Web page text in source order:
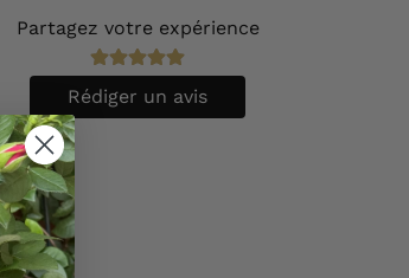
Partagez votre expérience
Rédiger un avis